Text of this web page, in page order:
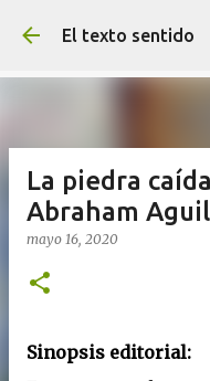
Ir al
El texto sentido
La piedra
Abraham
mayo 16, 2020
Sinopsis editorial: